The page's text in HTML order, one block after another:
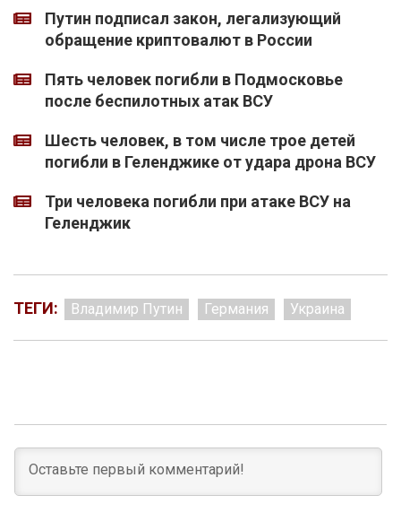
Путин подписал закон, легализующий
обращение криптовалют в России
Пять человек погибли в Подмосковье
после беспилотных атак ВСУ
Шесть человек, в том числе трое детей
погибли в Геленджике от удара дрона ВСУ
Три человека погибли при атаке ВСУ на
Геленджик
ТЕГИ: Владимир Путин Германия Украина